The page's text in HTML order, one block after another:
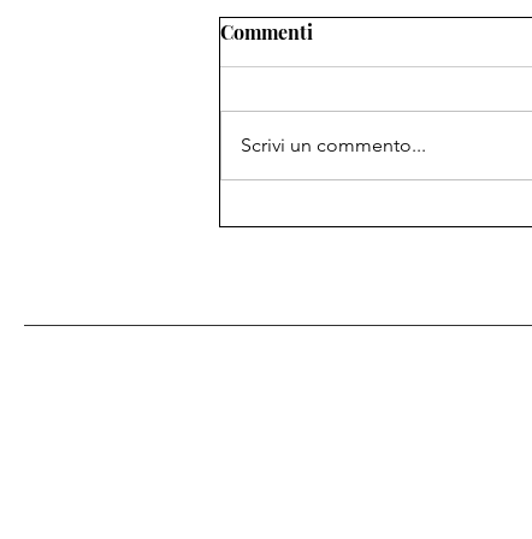
Dal film Ghiaccio al Pugile a
Commenti
Scrivi un commento...